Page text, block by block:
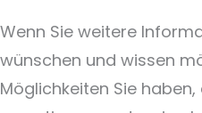
Wenn Sie weitere
wünschen und wissen
Möglichkeiten Sie